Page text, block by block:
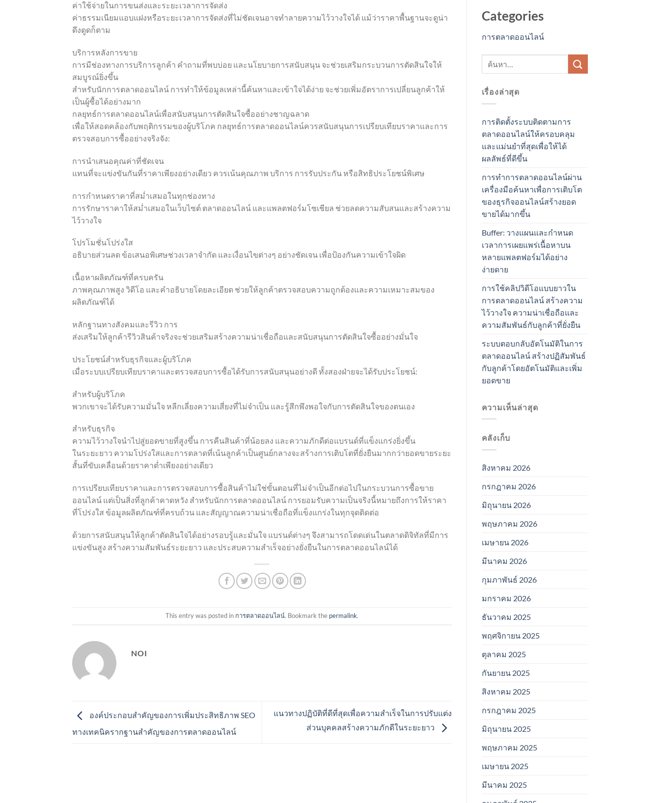
ค่าใช้จ่ายในการขนส่งและระยะเวลาการจัดส่ง
ค่าธรรมเนียมแอบแฝงหรือระยะเวลาการจัดส่งที่ไม่ชัดเจนอาจทำลายความไว้วางใจได้ แม้ว่าราคาพื้นฐานจะดูน่า
ดึงดูดก็ตาม
บริการหลังการขาย
การมีช่องทางการบริการลูกค้า คำถามที่พบบ่อย และนโยบายการสนับสนุน จะช่วยเสริมกระบวนการตัดสินใจให้
สมบูรณ์ยิ่งขึ้น
สำหรับนักการตลาดออนไลน์ การทำให้ข้อมูลเหล่านี้ค้นหาและเข้าใจได้ง่าย จะช่วยเพิ่มอัตราการเปลี่ยนลูกค้าให้
เป็นผู้ซื้อได้อย่างมาก
กลยุทธ์การตลาดออนไลน์เพื่อสนับสนุนการตัดสินใจซื้ออย่างชาญฉลาด
เพื่อให้สอดคล้องกับพฤติกรรมของผู้บริโภค กลยุทธ์การตลาดออนไลน์ควรสนับสนุนการเปรียบเทียบราคาและการ
ตรวจสอบการซื้ออย่างจริงจัง:
การนำเสนอคุณค่าที่ชัดเจน
แทนที่จะแข่งขันกันที่ราคาเพียงอย่างเดียว ควรเน้นคุณภาพ บริการ การรับประกัน หรือสิทธิประโยชน์พิเศษ
การกำหนดราคาที่สม่ำเสมอในทุกช่องทาง
การรักษาราคาให้สม่ำเสมอในเว็บไซต์ ตลาดออนไลน์ และแพลตฟอร์มโซเชียล ช่วยลดความสับสนและสร้างความ
ไว้วางใจ
โปรโมชั่นโปร่งใส
อธิบายส่วนลด ข้อเสนอพิเศษช่วงเวลาจำกัด และเงื่อนไขต่างๆ อย่างชัดเจน เพื่อป้องกันความเข้าใจผิด
เนื้อหาผลิตภัณฑ์ที่ครบครัน
ภาพคุณภาพสูง วิดีโอ และคำอธิบายโดยละเอียด ช่วยให้ลูกค้าตรวจสอบความถูกต้องและความเหมาะสมของ
ผลิตภัณฑ์ได้
หลักฐานทางสังคมและรีวิว การ
ส่งเสริมให้ลูกค้ารีวิวสินค้าจริงจะช่วยเสริมสร้างความน่าเชื่อถือและสนับสนุนการตัดสินใจซื้ออย่างมั่นใจ
ประโยชน์สำหรับธุรกิจและผู้บริโภค
เมื่อระบบเปรียบเทียบราคาและตรวจสอบการซื้อได้รับการสนับสนุนอย่างดี ทั้งสองฝ่ายจะได้รับประโยชน์:
สำหรับผู้บริโภค
พวกเขาจะได้รับความมั่นใจ หลีกเลี่ยงความเสี่ยงที่ไม่จำเป็น และรู้สึกพึงพอใจกับการตัดสินใจของตนเอง
สำหรับธุรกิจ
ความไว้วางใจนำไปสู่ยอดขายที่สูงขึ้น การคืนสินค้าที่น้อยลง และความภักดีต่อแบรนด์ที่แข็งแกร่งยิ่งขึ้น
ในระยะยาว ความโปร่งใสและการตลาดที่เน้นลูกค้าเป็นศูนย์กลางจะสร้างการเติบโตที่ยั่งยืนมากกว่ายอดขายระยะ
สั้นที่ขับเคลื่อนด้วยราคาต่ำเพียงอย่างเดียว
การเปรียบเทียบราคาและการตรวจสอบการซื้อสินค้าไม่ใช่ขั้นตอนที่ไม่จำเป็นอีกต่อไปในกระบวนการซื้อขาย
ออนไลน์ แต่เป็นสิ่งที่ลูกค้าคาดหวัง สำหรับนักการตลาดออนไลน์ การยอมรับความเป็นจริงนี้หมายถึงการให้ราคา
ที่โปร่งใส ข้อมูลผลิตภัณฑ์ที่ครบถ้วน และสัญญาณความน่าเชื่อถือที่แข็งแกร่งในทุกจุดติดต่อ
ด้วยการสนับสนุนให้ลูกค้าตัดสินใจได้อย่างรอบรู้และมั่นใจ แบรนด์ต่างๆ จึงสามารถโดดเด่นในตลาดดิจิทัลที่มีการ
แข่งขันสูง สร้างความสัมพันธ์ระยะยาว และประสบความสำเร็จอย่างยั่งยืนในการตลาดออนไลน์ได้
This entry was posted in การตลาดออนไลน์. Bookmark the permalink.
NOI
องค์ประกอบสำคัญของการเพิ่มประสิทธิภาพ SEO
ทางเทคนิครากฐานสำคัญของการตลาดออนไลน์
แนวทางปฏิบัติที่ดีที่สุดเพื่อความสำเร็จในการปรับแต่ง
ส่วนบุคคลสร้างความภักดีในระยะยาว
Categories
การตลาดออนไลน์
เรื่องล่าสุด
การติดตั้งระบบติดตามการ
ตลาดออนไลน์ให้ครอบคลุม
และแม่นยำที่สุดเพื่อให้ได้
ผลลัพธ์ที่ดีขึ้น
การทำการตลาดออนไลน์ผ่าน
เครื่องมือค้นหาเพื่อการเติบโต
ของธุรกิจออนไลน์สร้างยอด
ขายได้มากขึ้น
Buffer: วางแผนและกำหนด
เวลาการเผยแพร่เนื้อหาบน
หลายแพลตฟอร์มได้อย่าง
ง่ายดาย
การใช้คลิปวิดีโอแบบยาวใน
การตลาดออนไลน์ สร้างความ
ไว้วางใจ ความน่าเชื่อถือและ
ความสัมพันธ์กับลูกค้าที่ยั่งยืน
ระบบตอบกลับอัตโนมัติในการ
ตลาดออนไลน์ สร้างปฏิสัมพันธ์
กับลูกค้าโดยอัตโนมัติและเพิ่ม
ยอดขาย
ความเห็นล่าสุด
คลังเก็บ
สิงหาคม 2026
กรกฎาคม 2026
มิถุนายน 2026
พฤษภาคม 2026
เมษายน 2026
มีนาคม 2026
กุมภาพันธ์ 2026
มกราคม 2026
ธันวาคม 2025
พฤศจิกายน 2025
ตุลาคม 2025
กันยายน 2025
สิงหาคม 2025
กรกฎาคม 2025
มิถุนายน 2025
พฤษภาคม 2025
เมษายน 2025
มีนาคม 2025